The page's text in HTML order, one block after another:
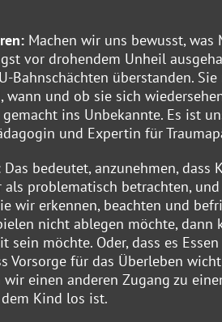
Machen wir uns bewusst,
vor drohendem Unheil
Bahnschächten überstanden.
wann und ob sie sich
ins Unbekannte. Es ist
und Expertin für
Das bedeutet, anzunehmen, dass
als problematisch betrachten,
wir erkennen, beachten und
nicht ablegen möchte, dann
sein möchte. Oder, dass es
Vorsorge für das Überleben
wir einen anderen Zugang zu
Kind los ist.